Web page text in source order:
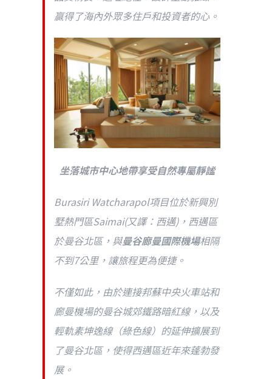
贏得了海內外眾多住戶和投資者的心。
坐落城市中心地帶享受自然專屬靜謐
Burasiri Watcharapol項目位於新興別
墅熱門區Saimai(又譯：西邁)，西邁區
於曼谷北區，與曼谷廊曼國際機場相隔
不到7公里，讓旅程更為便捷。
不僅如此，由於連接邦蘇中央火車站和
廊曼機場的曼谷城郊鐵路暗紅線，以及
輕軌素坤逸線（綠色線）的延伸擴展到
了曼谷北區，使得西邁區近年來蓬勃發
展。